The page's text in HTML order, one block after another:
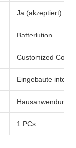
Ja (akzeptiert)
Batterlution
Customized Color
Eingebaute
Hausanwendung
1 PCs